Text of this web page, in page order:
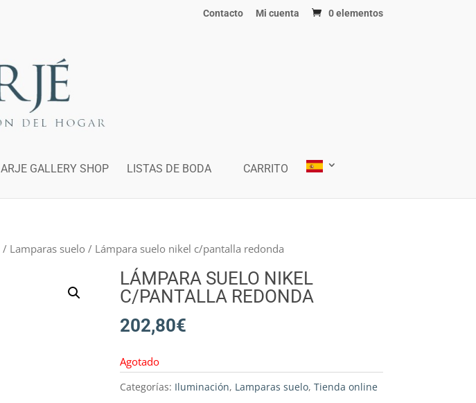
Contacto Mi cuenta 0 elementos
ARJE GALLERY SHOP LISTAS DE BODA CARRITO
/ Lamparas suelo / Lámpara suelo nikel c/pantalla redonda
LÁMPARA SUELO NIKEL
C/PANTALLA REDONDA
202,80€
Agotado
Categorías: Iluminación, Lamparas suelo, Tienda online